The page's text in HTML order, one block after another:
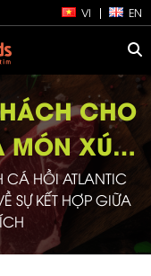
VI EN
CHO
MÓN XÚC
THƯỢNG
CÁ HỒI ATLANTIC
SỰ KẾT HỢP GIỮA